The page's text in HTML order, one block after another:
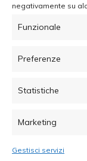
negativamente su
Funzionale
Preferenze
Statistiche
Marketing
Gestisci servizi